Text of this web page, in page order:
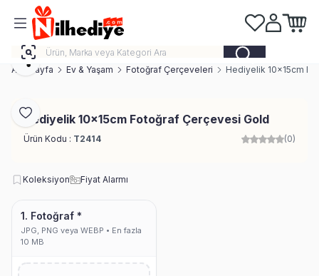
Favorilerim
Hesabım
Ana Sayfa Ev & Yaşam Fotoğraf Çerçeveleri Hediyelik 10x15cm
Favoriye Ekle
Paylaş
Hediyelik 10x15cm Fotoğraf Çerçevesi Gold
Ürün Kodu : T2414 (0)
Koleksiyon Fiyat Alarmı
1. Fotoğraf *
JPG, PNG veya WEBP • En fazla
10 MB